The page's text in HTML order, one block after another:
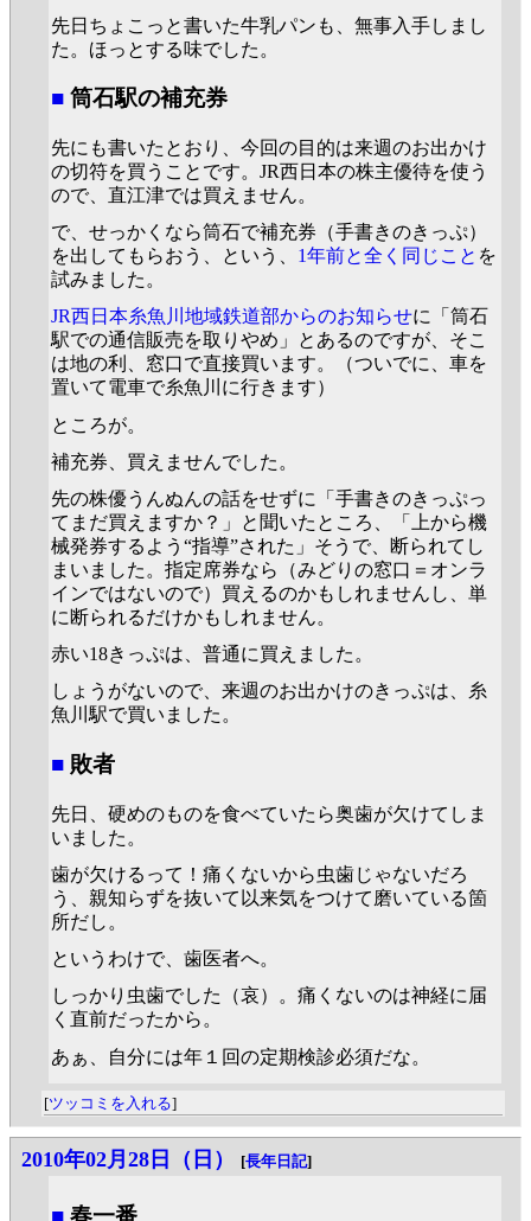
先日ちょこっと書いた牛乳パンも、無事入手しまし
た。ほっとする味でした。
■ 筒石駅の補充券
先にも書いたとおり、今回の目的は来週のお出かけ
の切符を買うことです。JR西日本の株主優待を使う
ので、直江津では買えません。
で、せっかくなら筒石で補充券（手書きのきっぷ）
を出してもらおう、という、 1年前と全く同じこと を
試みました。
JR西日本糸魚川地域鉄道部からのお知らせに「筒石
駅での通信販売を取りやめ」とあるのですが、そこ
は地の利、窓口で直接買います。（ついでに、車を
置いて電車で糸魚川に行きます）
ところが。
補充券、買えませんでした。
先の株優うんぬんの話をせずに「手書きのきっぷっ
てまだ買えますか？」と聞いたところ、「上から機
械発券するよう“指導”された」そうで、断られてし
まいました。指定席券なら（みどりの窓口＝オンラ
インではないので）買えるのかもしれませんし、単
に断られるだけかもしれません。
赤い18きっぷは、普通に買えました。
しょうがないので、来週のお出かけのきっぷは、糸
魚川駅で買いました。
■ 敗者
先日、硬めのものを食べていたら奥歯が欠けてしま
いました。
歯が欠けるって！痛くないから虫歯じゃないだろ
う、親知らずを抜いて以来気をつけて磨いている箇
所だし。
というわけで、歯医者へ。
しっかり虫歯でした（哀）。痛くないのは神経に届
く直前だったから。
あぁ、自分には年１回の定期検診必須だな。
[ツッコミを入れる]
2010年02月28日（日） [長年日記]
■ 春一番